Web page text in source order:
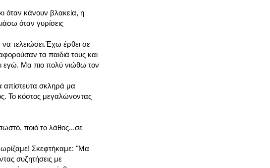
όταν κάνουν βλακεία, η
όταν γυρίσεις
τελειώσει.Έχω έρθει σε
τα παιδιά τους και
εγώ. Μα πιο πολύ νιώθω τον
απίστευτα σκληρά μα
Το κόστος μεγαλώνοντας
ποιό το λάθος...σε
Σκεφτήκαμε: "Μα
συζητήσεις με